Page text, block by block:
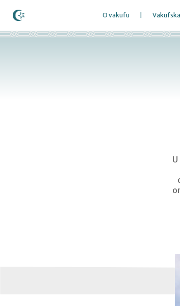
O vakufu